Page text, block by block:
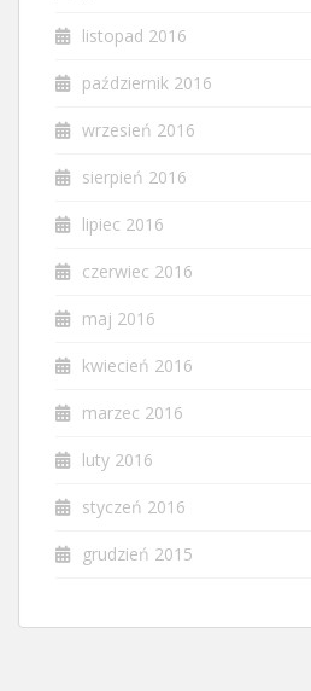
listopad 2016
październik 2016
wrzesień 2016
sierpień 2016
lipiec 2016
czerwiec 2016
maj 2016
kwiecień 2016
marzec 2016
luty 2016
styczeń 2016
grudzień 2015